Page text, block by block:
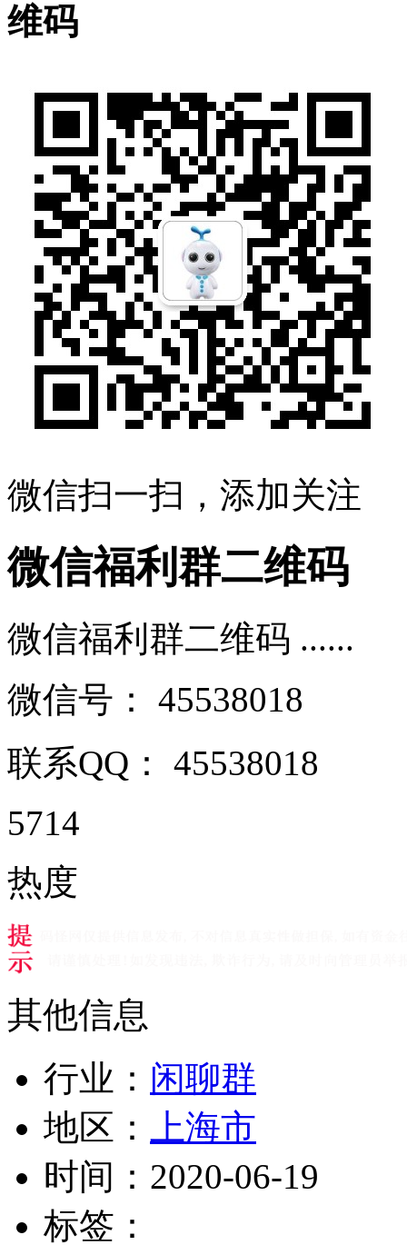
维码
微信扫一扫，添加关注
微信福利群二维码
微信福利群二维码 ......
微信号： 45538018
联系QQ： 45538018
5714
热度
其他信息
行业： 闲聊群
地区：
上海市
时间： 2020-06-19
标签：